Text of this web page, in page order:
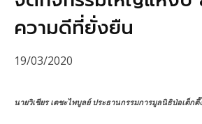
ความดีที่ยั่งยืน
19/03/2020
นายวิเชียร เตชะไพบูลย์ ประธานกรรมการมูลนิธิป่อเต็กตึ๊ง